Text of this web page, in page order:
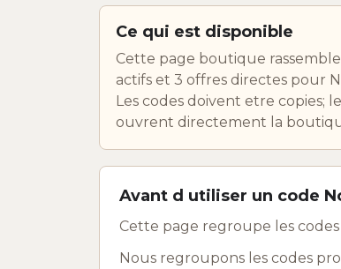
Ce qui est disponible
Cette page boutique
actifs et 3 offres directes pour
Les codes doivent etre copies;
ouvrent directement la
Avant d utiliser un code
Cette page regroupe les
Nous regroupons les codes